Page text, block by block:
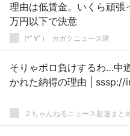
理由は低賃金。いくら頑張
万円以下で決意
(*ﾟ∀ﾟ)ゞカガクニュース隊
そりゃボロ負けするわ…中
かれた納
２ちゃんねるニュース超速まと